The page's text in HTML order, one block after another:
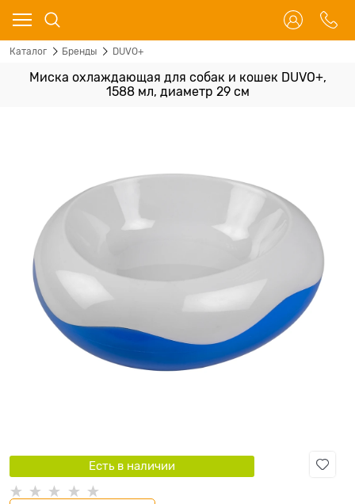
Каталог Бренды DUVO+
Миска охлаждающая для собак и кошек DUVO+,
1588 мл, диаметр 29 см
Есть в наличии